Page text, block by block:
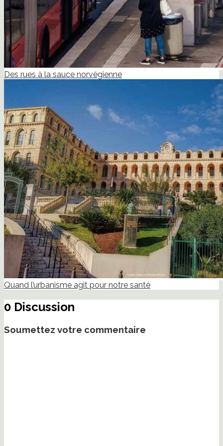
Des rues à la sauce norvégienne
Quand l’urbanisme agit pour notre santé
0 Discussion
Soumettez votre commentaire